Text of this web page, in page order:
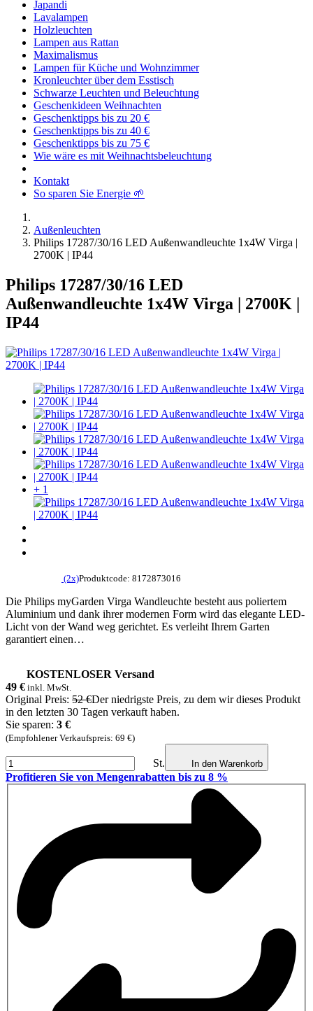
Japandi
Lavalampen
Holzleuchten
Lampen aus Rattan
Maximalismus
Lampen für Küche und Wohnzimmer
Kronleuchter über dem Esstisch
Schwarze Leuchten und Beleuchtung
Geschenkideen Weihnachten
Geschenktipps bis zu 20 €
Geschenktipps bis zu 40 €
Geschenktipps bis zu 75 €
Wie wäre es mit Weihnachtsbeleuchtung
Kontakt
So sparen Sie Energie 🌱
Außenleuchten
Philips 17287/30/16 LED Außenwandleuchte 1x4W Virga |
2700K | IP44
Philips 17287/30/16 LED
Außenwandleuchte 1x4W Virga | 2700K |
IP44
+ 1
(2x)Produktcode: 8172873016
Die Philips myGarden Virga Wandleuchte besteht aus poliertem
Aluminium und dank ihrer modernen Form wird das elegante LED-
Licht von der Wand weg gerichtet. Es verleiht Ihrem Garten
garantiert einen…
KOSTENLOSER Versand
49 € inkl. MwSt.
Original Preis: 52 €Der niedrigste Preis, zu dem wir dieses Produkt
in den letzten 30 Tagen verkauft haben.
Sie sparen: 3 €
(Empfohlener Verkaufspreis: 69 €)
St. In den Warenkorb
Profitieren Sie von Mengenrabatten bis zu 8 %